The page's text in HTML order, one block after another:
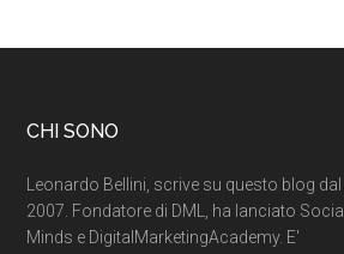
CHI SONO
Leonardo Bellini, scrive su questo blog dal
2007. Fondatore di DML, ha lanciato Social
Minds e DigitalMarketingAcademy. E'